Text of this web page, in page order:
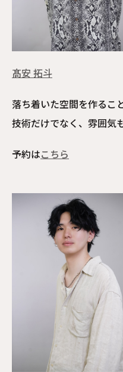
髙安 拓斗
落ち着いた空間を作るこ
技術だけでなく、雰囲気
予約はこちら